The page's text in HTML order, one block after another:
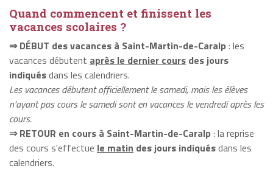
Quand commencent et finissent les
vacances scolaires ?
⇒ DÉBUT des vacances à Saint-Martin-de-Caralp: les
vacances débutent après le dernier cours des jours
indiquésdans les calendriers.
Les vacances débutent officiellement le samedi, mais les élèves
n'ayant pas cours le samedi sont en vacances le vendredi après les
cours.
⇒ RETOUR en cours à Saint-Martin-de-Caralp: la reprise
des cours s'effectue le matin des jours indiquésdans les
calendriers.